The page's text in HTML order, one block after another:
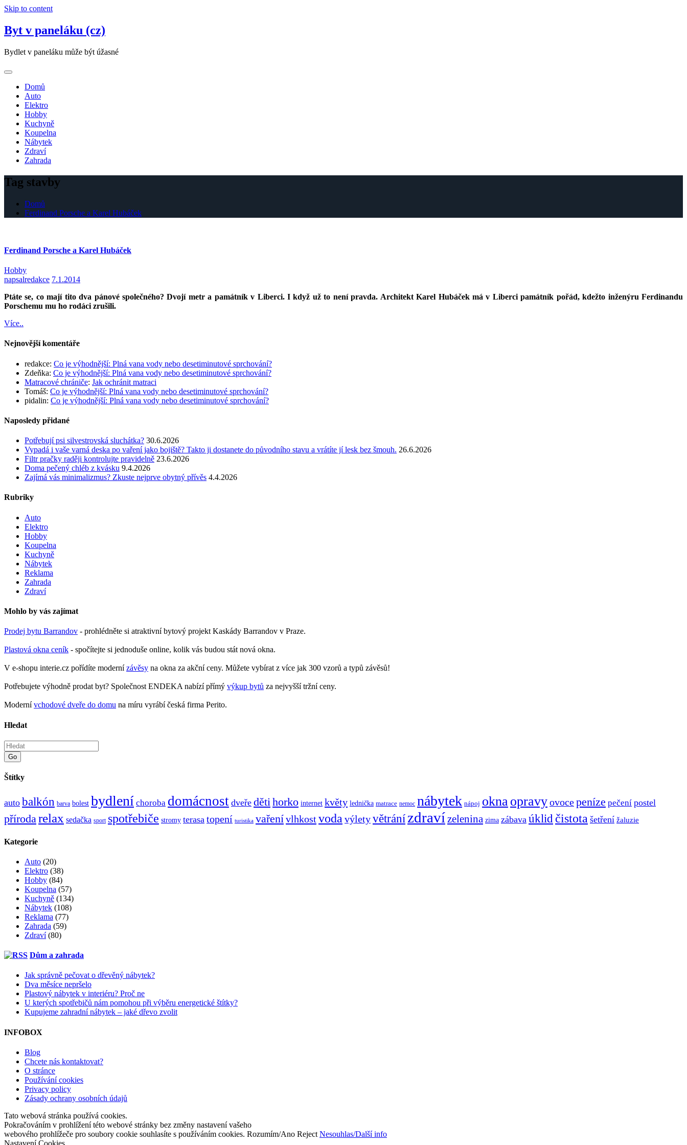
Skip to content
Byt v paneláku (cz)
Bydlet v paneláku může být úžasné
Domů
Auto
Elektro
Hobby
Kuchyně
Koupelna
Nábytek
Zdraví
Zahrada
Tag stavby
Domů
Ferdinand Porsche a Karel Hubáček
Ferdinand Porsche a Karel Hubáček
Hobby
napsalredakce 7.1.2014
Ptáte se, co mají tito dva pánové společného? Dvojí metr a památník v Liberci. I když už to není pravda. Architekt Karel Hubáček má v Liberci památník pořád, kdežto inženýru Ferdinandu
Porschemu mu ho rodáci zrušili.
Více..
Nejnovější komentáře
redakce: Co je výhodnější: Plná vana vody nebo desetiminutové sprchování?
Zdeňka: Co je výhodnější: Plná vana vody nebo desetiminutové sprchování?
Matracové chrániče: Jak ochránit matraci
Tomáš: Co je výhodnější: Plná vana vody nebo desetiminutové sprchování?
pidalin: Co je výhodnější: Plná vana vody nebo desetiminutové sprchování?
Naposledy přidané
Potřebují psi silvestrovská sluchátka? 30.6.2026
Vypadá i vaše varná deska po vaření jako bojiště? Takto ji dostanete do původního stavu a vrátíte jí lesk bez šmouh. 26.6.2026
Filtr pračky raději kontrolujte pravidelně 23.6.2026
Doma pečený chléb z kvásku 9.4.2026
Zajímá vás minimalizmus? Zkuste nejprve obytný přívěs 4.4.2026
Rubriky
Auto
Elektro
Hobby
Koupelna
Kuchyně
Nábytek
Reklama
Zahrada
Zdraví
Mohlo by vás zajímat
Prodej bytu Barrandov - prohlédněte si atraktivní bytový projekt Kaskády Barrandov v Praze.
Plastová okna ceník - spočítejte si jednoduše online, kolik vás budou stát nová okna.
V e-shopu interie.cz pořídíte modernízávěsy na okna za akční ceny. Můžete vybírat z více jak 300 vzorů a typů závěsů!
Potřebujete výhodně prodat byt? Společnost ENDEKA nabízí přímý výkup bytů za nejvyšší tržní ceny.
Modernívchodové dveře do domu na míru vyrábí česká firma Perito.
Hledat
Go
Štítky
auto balkón barva bolest bydlení choroba domácnost dveře dětihorko internet květy lednička matrace nemoc nábytek nápoj oknaopravyovocepeníze pečení postel
přírodarelax sedačka sport spotřebiče stromy terasa topení turistika vařenívlhkostvodavýletyvětránízdravízelenina zima zábava úklidčistota šetření žaluzie
Kategorie
Auto (20)
Elektro (38)
Hobby (84)
Koupelna (57)
Kuchyně (134)
Nábytek (108)
Reklama (77)
Zahrada (59)
Zdraví(80)
Dům a zahrada
Jak správně pečovat o dřevěný nábytek?
Dva měsíce nepršelo
Plastový nábytek v interiéru? Proč ne
U kterých spotřebičů nám pomohou při výběru energetické štítky?
Kupujeme zahradní nábytek – jaké dřevo zvolit
INFOBOX
Blog
Chcete nás kontaktovat?
O stránce
Používání cookies
Privacy policy
Zásady ochrany osobních údajů
Tato webová stránka používá cookies.
Pokračováním v prohlížení této webové stránky bez změny nastavení vašeho
webového prohlížeče pro soubory cookie souhlasíte s používáním cookies. Rozumím/Ano Reject Nesouhlas/Další info
Nastavení Cookies